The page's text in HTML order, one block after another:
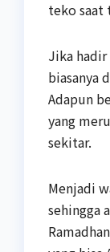
teko saat
Jika hadir
biasanya
Adapun
yang
sekitar.
Menjadi
sehingga